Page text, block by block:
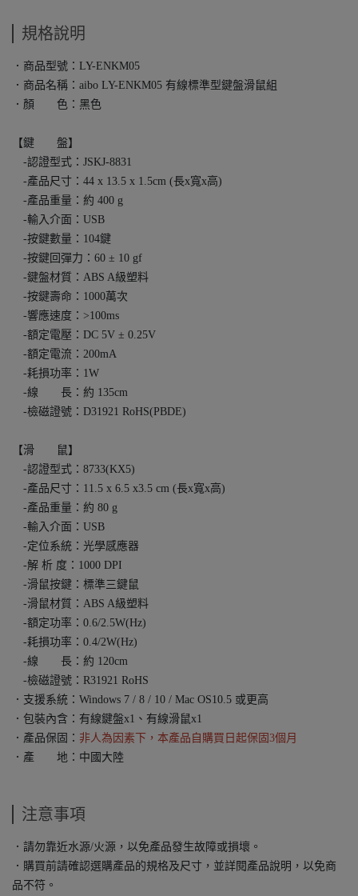
規格說明
．商品型號：LY-ENKM05
．商品名稱：aibo LY-ENKM05 有線標準型鍵盤滑鼠組
．顏 色：黑色
【鍵 盤】
-認證型式：JSKJ-8831
-產品尺寸：44 x 13.5 x 1.5cm (長x寬x高)
-產品重量：約 400 g
-輸入介面：USB
-按鍵數量：104鍵
-按鍵回彈力：60 ± 10 gf
-鍵盤材質：ABS A級塑料
-按鍵壽命：1000萬次
-響應速度：>100ms
-額定電壓：DC 5V ± 0.25V
-額定電流：200mA
-耗損功率：1W
-線 長：約 135cm
-檢磁證號：D31921 RoHS(PBDE)
【滑 鼠】
-認證型式：8733(KX5)
-產品尺寸：11.5 x 6.5 x3.5 cm (長x寬x高)
-產品重量：約 80 g
-輸入介面：USB
-定位系統：光學感應器
-解 析 度：1000 DPI
-滑鼠按鍵：標準三鍵鼠
-滑鼠材質：ABS A級塑料
-額定功率：0.6/2.5W(Hz)
-耗損功率：0.4/2W(Hz)
-線 長：約 120cm
-檢磁證號：R31921 RoHS
．支援系統：Windows 7 / 8 / 10 / Mac OS10.5 或更高
．包裝內含：有線鍵盤x1、有線滑鼠x1
．產品保固： 非人為因素下，本產品自購買日起保固3個月
．產 地：中國大陸
注意事項
．請勿靠近水源/火源，以免產品發生故障或損壞。
．購買前請確認選購產品的規格及尺寸，並詳閱產品說明，以免商
品不符。